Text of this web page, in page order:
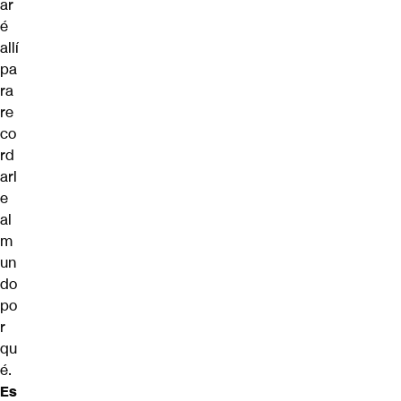
ar
é
allí
pa
ra
re
co
rd
arl
e
al
m
un
do
po
r
qu
é.
Es